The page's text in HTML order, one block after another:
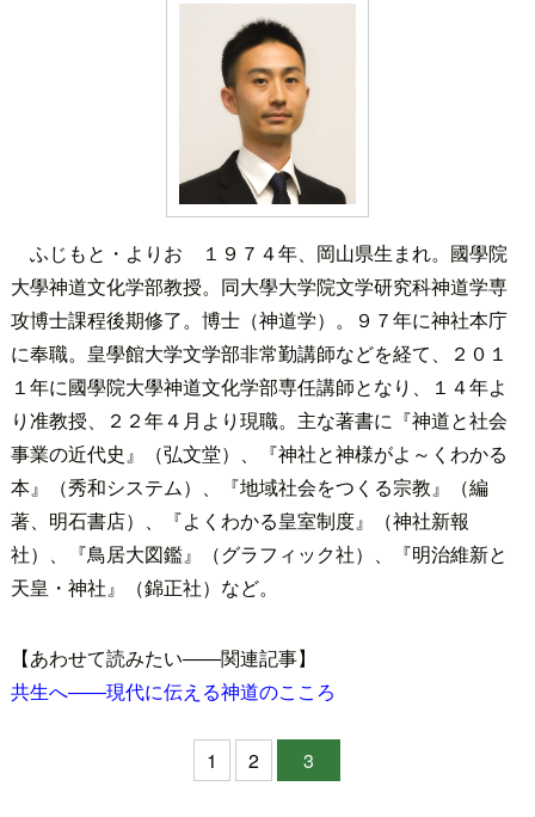
ふじもと・よりお １９７４年、岡山県生まれ。國學院
大學神道文化学部教授。同大學大学院文学研究科神道学専
攻博士課程後期修了。博士（神道学）。９７年に神社本庁
に奉職。皇學館大学文学部非常勤講師などを経て、２０１
１年に國學院大學神道文化学部専任講師となり、１４年よ
り准教授、２２年４月より現職。主な著書に『神道と社会
事業の近代史』（弘文堂）、『神社と神様がよ～くわかる
本』（秀和システム）、『地域社会をつくる宗教』（編
著、明石書店）、『よくわかる皇室制度』（神社新報
社）、『鳥居大図鑑』（グラフィック社）、『明治維新と
天皇・神社』（錦正社）など。
【あわせて読みたい――関連記事】
共生へ――現代に伝える神道のこころ
1 2 3